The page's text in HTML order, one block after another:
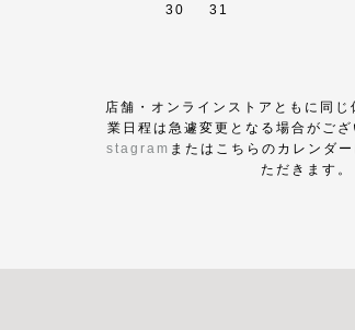
30 31
店舗・オンラインストアともに同
業日程は急遽変更となる場合がご
stagram またはこちらのカレンダ
ただきます。